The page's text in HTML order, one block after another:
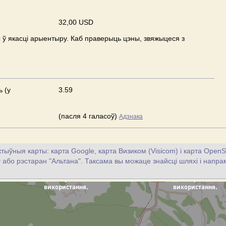
32,00 USD
якасці арыентыру. Каб праверыць цэны, звяжыцеся з
(у 3.59
(пасля 4 галасоў) Адзнака
карты: карта Google, карта Визиком (Visicom) і карта
або рэстаран "Альтана". Таксама вы можаце знайсці шляхі і